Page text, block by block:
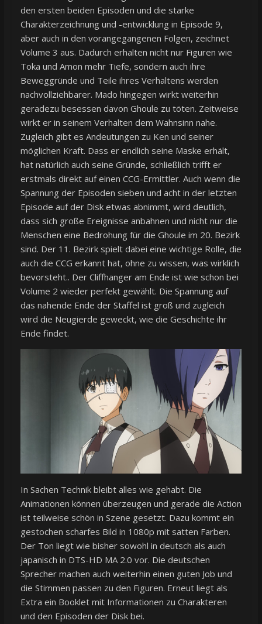
den ersten beiden Episoden und die starke
Charakterzeichnung und -entwicklung in Episode 9,
aber auch in den vorangegangenen Folgen, zeichnet
Volume 3 aus. Dadurch erhalten nicht nur Figuren wie
Toka und Amon mehr Tiefe, sondern auch ihre
Beweggründe und Teile ihres Verhaltens werden
nachvollziehbarer. Mado hingegen wirkt weiterhin
geradezu besessen davon Ghoule zu töten. Zeitweise
wirkt er in seinem Verhalten dem Wahnsinn nahe.
Zugleich gibt es Andeutungen zu Ken und seiner
möglichen Kraft. Dass er endlich seine Maske erhält,
hat natürlich auch seine Gründe, schließlich trifft er
erstmals direkt auf einen CCG-Ermittler. Auch wenn die
Spannung der Episoden sieben und acht in der letzten
Episode auf der Disk etwas abnimmt, wird deutlich,
dass sich große Ereignisse anbahnen und nicht nur die
Menschen eine Bedrohung für die Ghoule im 20. Bezirk
sind. Der 11. Bezirk spielt dabei eine wichtige Rolle, die
auch die CCG erkannt hat, ohne zu wissen, was wirklich
bevorsteht.. Der Cliffhanger am Ende ist wie schon bei
Volume 2 wieder perfekt gewählt. Die Spannung auf
das nahende Ende der Staffel ist groß und zugleich
wird die Neugierde geweckt, wie die Geschichte ihr
Ende findet.
In Sachen Technik bleibt alles wie gehabt. Die
Animationen können überzeugen und gerade die Action
ist teilweise schön in Szene gesetzt. Dazu kommt ein
gestochen scharfes Bild in 1080p mit satten Farben.
Der Ton liegt wie bisher sowohl in deutsch als auch
japanisch in DTS-HD MA 2.0 vor. Die deutschen
Sprecher machen auch weiterhin einen guten Job und
die Stimmen passen zu den Figuren. Erneut liegt als
Extra ein Booklet mit Informationen zu Charakteren
und den Episoden der Disk bei.